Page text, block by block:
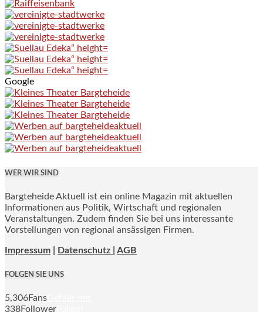
Google
WER WIR SIND
Bargteheide Aktuell ist ein online Magazin mit aktuellen
Informationen aus Politik, Wirtschaft und regionalen
Veranstaltungen. Zudem finden Sie bei uns interessante
Vorstellungen von regional ansässigen Firmen.
Impressum Datenschutz | AGB
FOLGEN SIE UNS
5,306Fans
338Follower